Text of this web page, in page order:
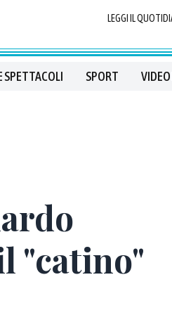
LEGGI IL
SPETTACOLI SPORT
"catino"